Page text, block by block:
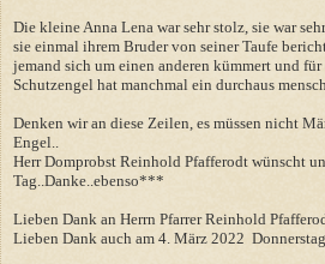
Die kleine Anna Lena war sehr stolz, sie war
sie einmal ihrem Bruder von seiner Taufe
jemand sich um einen anderen kümmert und
Schutzengel hat manchmal ein durchaus
Denken wir an diese Zeilen, es müssen nicht
Engel..
Herr Domprobst Reinhold Pfafferodt wünscht
Tag..Danke..ebenso***
Lieben Dank an Herrn Pfarrer Reinhold
Lieben Dank auch am 4. März 2022